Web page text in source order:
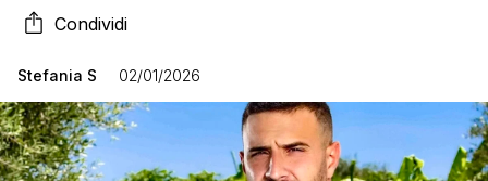
Condividi
Stefania S 02/01/2026